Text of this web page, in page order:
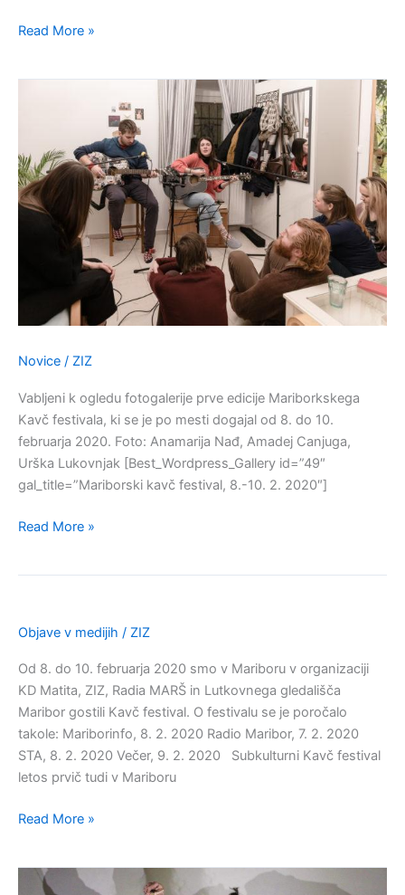
Read More »
Novice / ZIZ
Vabljeni k ogledu fotogalerije prve edicije Mariborkskega
Kavč festivala, ki se je po mesti dogajal od 8. do 10.
februarja 2020. Foto: Anamarija Nađ, Amadej Canjuga,
Urška Lukovnjak [Best_Wordpress_Gallery id=”49″
gal_title=”Mariborski kavč festival, 8.-10. 2. 2020″]
festival
Read More »
Objave v medijih / ZIZ
Od 8. do 10. februarja 2020 smo v Mariboru v organizaciji
KD Matita, ZIZ, Radia MARŠ in Lutkovnega gledališča
Maribor gostili Kavč festival. O festivalu se je poročalo
takole: Mariborinfo, 8. 2. 2020 Radio Maribor, 7. 2. 2020
STA, 8. 2. 2020 Večer, 9. 2. 2020 Subkulturni Kavč festival
letos prvič tudi v Mariboru
festival
medijih
Read More »
Večer: